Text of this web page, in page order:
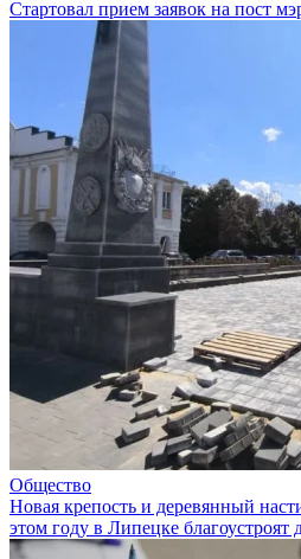
Стартовал прием заявок на пост
Общество
Новая крепость и деревянный
этом году в Липецке благоустроят